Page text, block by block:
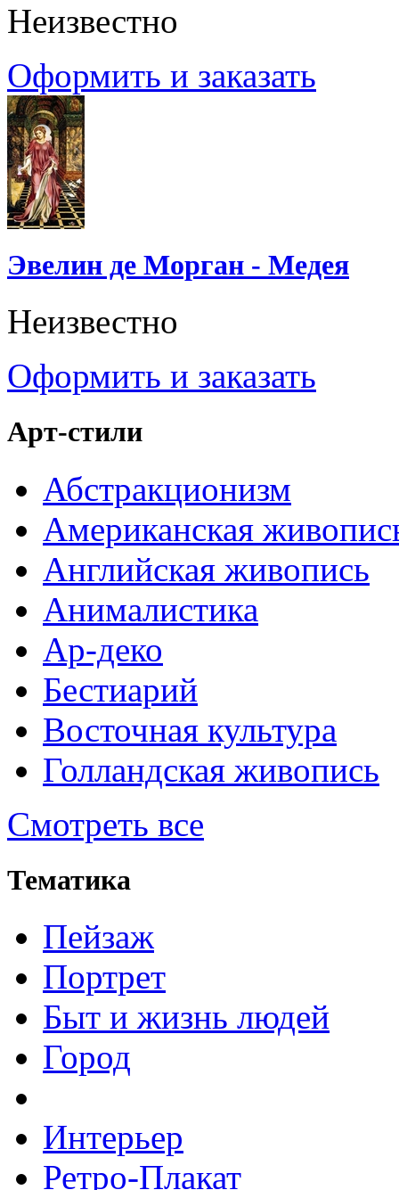
Неизвестно
Оформить и заказать
Эвелин де Морган - Медея
Неизвестно
Оформить и заказать
Арт-стили
Абстракционизм
Американская
Английская живопись
Анималистика
Ар-деко
Бестиарий
Восточная культура
Голландская живопись
Смотреть все
Тематика
Пейзаж
Портрет
Быт и жизнь людей
Город
Интерьер
Ретро-Плакат